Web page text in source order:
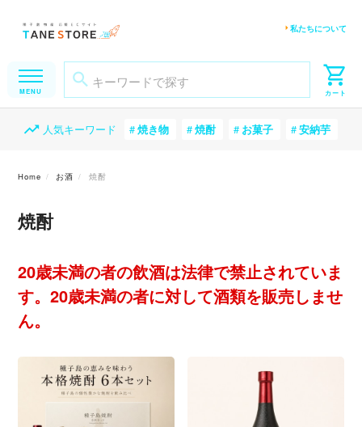
私たちについて
人気キーワード 焼き物 焼酎 お菓子 安納芋
Home お酒 焼酎
焼酎
20歳未満の者の飲酒は法律で禁止されていま
す。20歳未満の者に対して酒類を販売しませ
ん。